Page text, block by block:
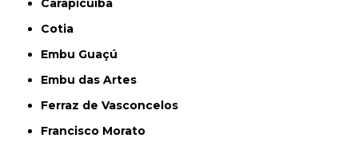
Carapicuíba
Cotia
Embu Guaçú
Embu das Artes
Ferraz de Vasconcelos
Francisco Morato